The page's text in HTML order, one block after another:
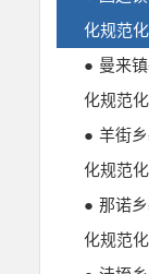
化规范
● 曼来
化规范
● 羊街
化规范
● 那诺
化规范